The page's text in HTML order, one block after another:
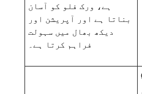
ہے، ورک فلو کو آسان
بناتا ہے اور آپریشن اور
دیکھ بھال میں سہولت
فراہم کرتا ہے۔